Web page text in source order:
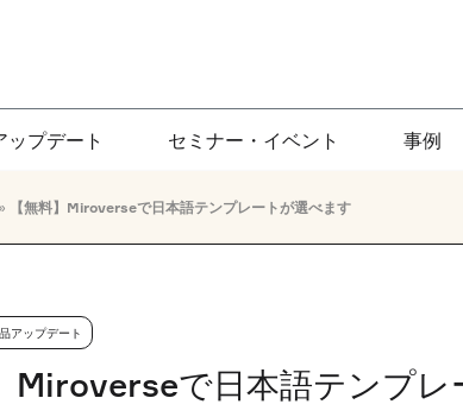
ップデート セミナー・イベント 事例
» 【無料】Miroverseで日本語テンプレートが選べます
アップデート
Miroverseで日本語テンプ